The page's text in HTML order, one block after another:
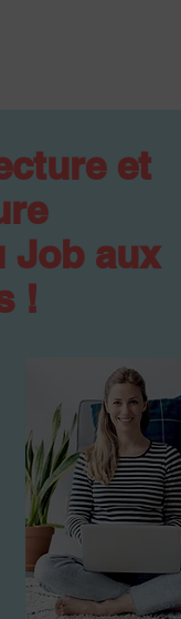
et
Job aux
!